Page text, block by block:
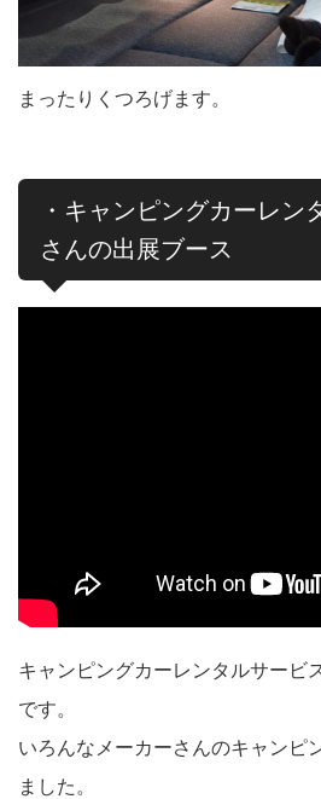
まったりくつろげます。
・キャンピングカーレン
さんの出展ブース
キャンピングカーレンタルサービ
です。
いろんなメーカーさんのキャンピ
ました。